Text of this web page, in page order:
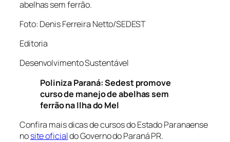
abelhas sem ferrão.
Foto: Denis Ferreira Netto/SEDEST
Editoria
Desenvolvimento Sustentável
Poliniza Paraná: Sedest promove
curso de manejo de abelhas sem
ferrão na Ilha do Mel
Confira mais dicas de cursos do Estado Paranaense
nosite oficialdo Governo do Paraná PR.